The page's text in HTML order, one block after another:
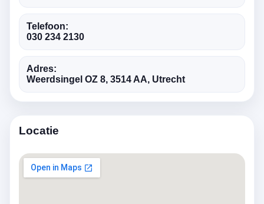
Telefoon:
030 234 2130
Adres:
Weerdsingel OZ 8, 3514 AA, Utrecht
Locatie